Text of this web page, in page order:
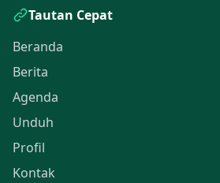
Tautan Cepat
Beranda
Berita
Agenda
Unduh
Profil
Kontak